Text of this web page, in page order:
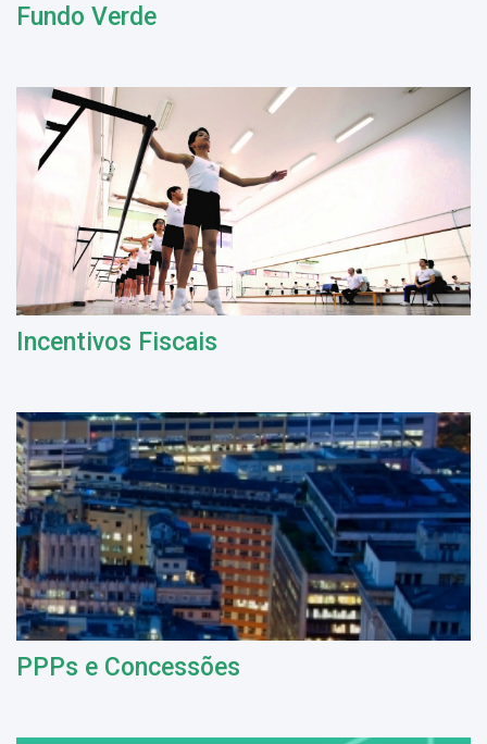
Fundo Verde
Incentivos Fiscais
PPPs e Concessões